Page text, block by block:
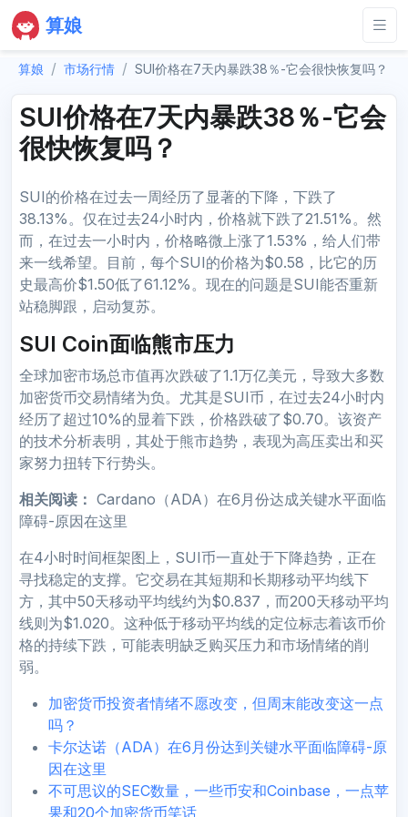
算娘
算娘 市场行情 SUI价格在7天内暴跌38％-它会很快恢复吗？
SUI价格在7天内暴跌38％-它会
很快恢复吗？
SUI的价格在过去一周经历了显著的下降，下跌了
38.13%。仅在过去24小时内，价格就下跌了21.51%。然
而，在过去一小时内，价格略微上涨了1.53%，给人们带
来一线希望。目前，每个SUI的价格为$0.58，比它的历
史最高价$1.50低了61.12%。现在的问题是SUI能否重新
站稳脚跟，启动复苏。
SUI Coin面临熊市压力
全球加密市场总市值再次跌破了1.1万亿美元，导致大多数
加密货币交易情绪为负。尤其是SUI币，在过去24小时内
经历了超过10%的显着下跌，价格跌破了$0.70。该资产
的技术分析表明，其处于熊市趋势，表现为高压卖出和买
家努力扭转下行势头。
相关阅读： Cardano（ADA）在6月份达成关键水平面临
障碍-原因在这里
在4小时时间框架图上，SUI币一直处于下降趋势，正在
寻找稳定的支撑。它交易在其短期和长期移动平均线下
方，其中50天移动平均线约为$0.837，而200天移动平均
线则为$1.020。这种低于移动平均线的定位标志着该币价
格的持续下跌，可能表明缺乏购买压力和市场情绪的削
弱。
加密货币投资者情绪不愿改变，但周末能改变这一点
吗？
卡尔达诺（ADA）在6月份达到关键水平面临障碍-原
因在这里
不可思议的SEC数量，一些币安和Coinbase，一点苹
果和20个加密货币笑话